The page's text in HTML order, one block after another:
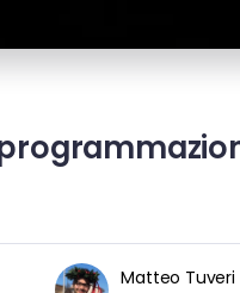
Matteo Tuveri